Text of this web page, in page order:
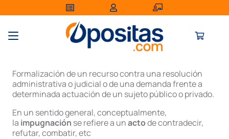
Formalización de un recurso contra una resolución
administrativa o judicial o de una demanda frente a
determinada actuación de un sujeto público o privado.
En un sentido general, conceptualmente,
la impugnación se refiere a unactode contradecir,
refutar, combatir, etc